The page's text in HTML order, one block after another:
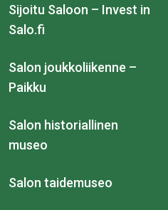
Sijoitu Saloon – Invest in
Salo.fi
Salon joukkoliikenne –
Paikku
Salon historiallinen
museo
Salon taidemuseo